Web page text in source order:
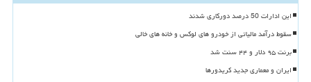
این ادارات 50 درصد دورکاری شدند
سقوط درآمد مالیاتی از خودرو های لوکس و خانه های خالی
برنت ۹۵ دلار و ۴۴ سنت شد
ایران و معماری جدید کریدورها